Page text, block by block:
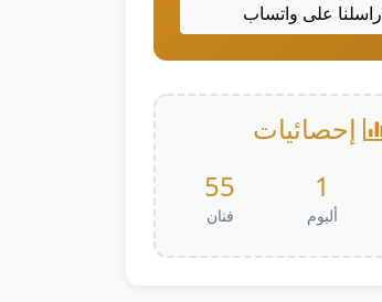
راسلنا على واتساب
إحصائيات
1
ألبوم
55
فنان